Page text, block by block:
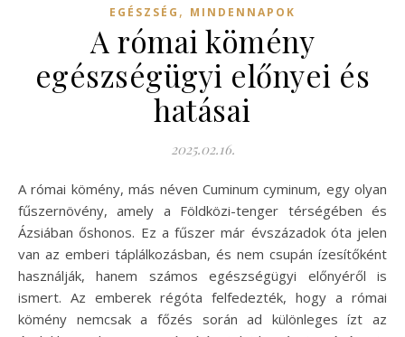
EGÉSZSÉG , MINDENNAPOK
A római kömény
egészségügyi előnyei és
hatásai
2025.02.16.
A római kömény, más néven Cuminum cyminum, egy olyan
fűszernövény, amely a Földközi-tenger térségében és
Ázsiában őshonos. Ez a fűszer már évszázadok óta jelen
van az emberi táplálkozásban, és nem csupán ízesítőként
használják, hanem számos egészségügyi előnyéről is
ismert. Az emberek régóta felfedezték, hogy a római
kömény nemcsak a főzés során ad különleges ízt az